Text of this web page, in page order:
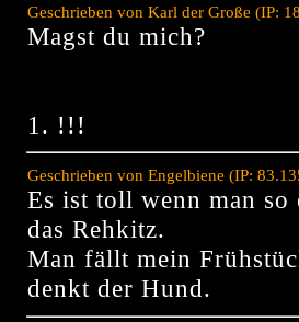
Geschrieben von Karl der Große (IP:
Magst du mich?
1. !!!
Geschrieben von Engelbiene (IP:
Es ist toll wenn man
das Rehkitz.
Man fällt mein
denkt der Hund.